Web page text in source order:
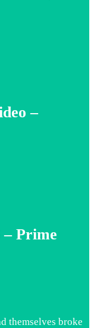
–
– Prime
themselves broke